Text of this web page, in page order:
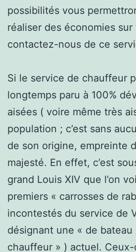
possibilités vous
réaliser des économies sur
contactez-nous de ce
Si le service de chauffeur
longtemps paru à 100%
aisées ( voire même très
population ; c’est sans
de son origine, empreinte
majesté. En effet, c’est
grand Louis XIV que l’on
premiers « carrosses de
incontestés du service de
désignant une « de
chauffeur » ) actuel.